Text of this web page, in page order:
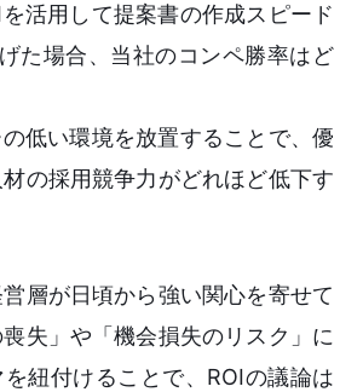
を活用して提案書の作成スピード
た場合、当社のコンペ勝率はど
の低い環境を放置することで、優
の採用競争力がどれほど低下す
層が日頃から強い関心を寄せて
失」や「機会損失のリスク」に
紐付けることで、ROIの議論は